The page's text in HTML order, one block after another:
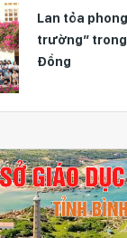
Lan tỏa phong
trường” trong
Đồng